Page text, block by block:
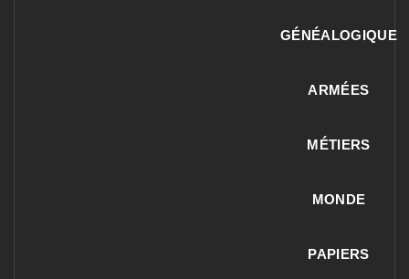
GÉNÉALOGIQUE
ARMÉES
MÉTIERS
MONDE
PAPIERS